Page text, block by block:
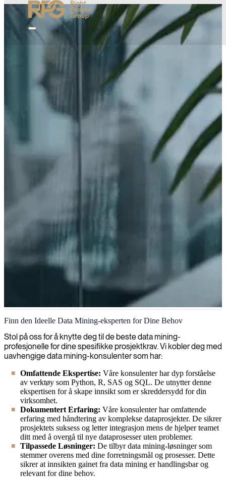
Data mining
Vi vil hjelpe deg med å hente ut verdifull informasjon og kunnskap
fra dataene dine, slik at du kan ta bedre informerte
forretningsbeslutninger som driver vekst og effektivitet. Vårt team
mønstre, trender og sammenhenger i datasettene dine for å skape
handlingsorientert innsikt for din organisasjon.
Finn den Ideelle Data Mining-eksperten for Dine Behov
Stol på oss for å knytte deg til de beste data mining-
profesjonelle for dine spesifikke prosjektkrav. Vi kobler deg med
uavhengige data mining-konsulenter som har:
Omfattende Ekspertise: Våre konsulenter har dyp forståelse
av verktøy som Python, R, SAS og SQL. De utnytter denne
ekspertisen for å skape innsikt som er skreddersydd for din
virksomhet.
Dokumentert Erfaring: Våre konsulenter har omfattende
erfaring med håndtering av komplekse dataprosjekter. De sikrer
prosjektets suksess og letter integrasjon mens de hjelper teamet
ditt med å overgå til nye dataprosesser uten problemer.
Tilpassede Løsninger: De tilbyr data mining-løsninger som
stemmer overens med dine forretningsmål og prosesser. Dette
sikrer at innsikten gainet fra data mining er handlingsbar og
relevant for dine behov.